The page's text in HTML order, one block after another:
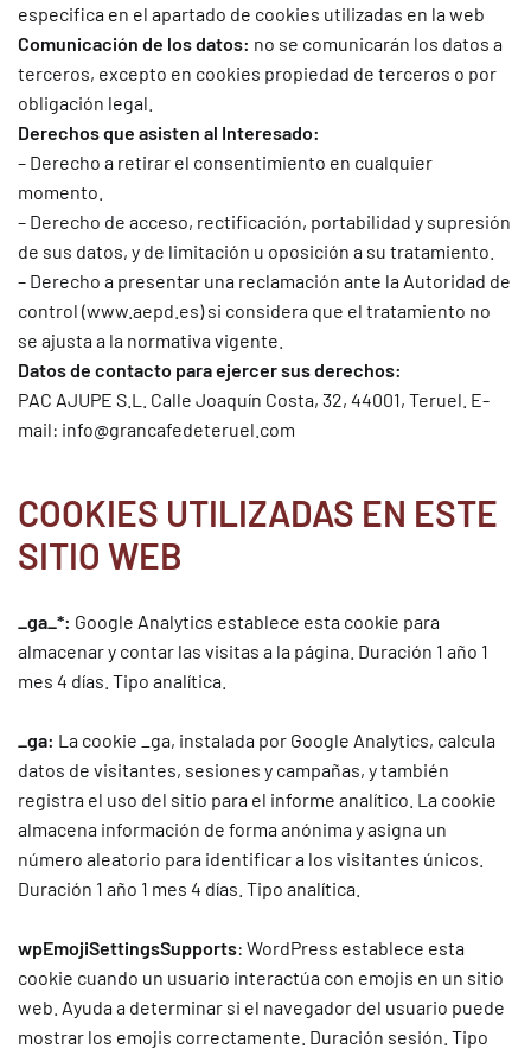
especifica en el apartado de cookies utilizadas en la web
Comunicación de los datos: no se comunicarán los datos a
terceros, excepto en cookies propiedad de terceros o por
obligación legal.
Derechos que asisten al Interesado:
– Derecho a retirar el consentimiento en cualquier
momento.
– Derecho de acceso, rectificación, portabilidad y supresión
de sus datos, y de limitación u oposición a su tratamiento.
– Derecho a presentar una reclamación ante la Autoridad de
control (www.aepd.es) si considera que el tratamiento no
se ajusta a la normativa vigente.
Datos de contacto para ejercer sus derechos:
PAC AJUPE S.L. Calle Joaquín Costa, 32, 44001, Teruel . E-
mail: info@grancafedeteruel.com
COOKIES UTILIZADAS EN ESTE
SITIO WEB
_ga_*: Google Analytics establece esta cookie para
almacenar y contar las visitas a la página. Duración 1 año 1
mes 4 días. Tipo analítica.
_ga: La cookie _ga, instalada por Google Analytics, calcula
datos de visitantes, sesiones y campañas, y también
registra el uso del sitio para el informe analítico. La cookie
almacena información de forma anónima y asigna un
número aleatorio para identificar a los visitantes únicos.
Duración 1 año 1 mes 4 días. Tipo analítica.
wpEmojiSettingsSupports: WordPress establece esta
cookie cuando un usuario interactúa con emojis en un sitio
web. Ayuda a determinar si el navegador del usuario puede
mostrar los emojis correctamente. Duración sesión. Tipo